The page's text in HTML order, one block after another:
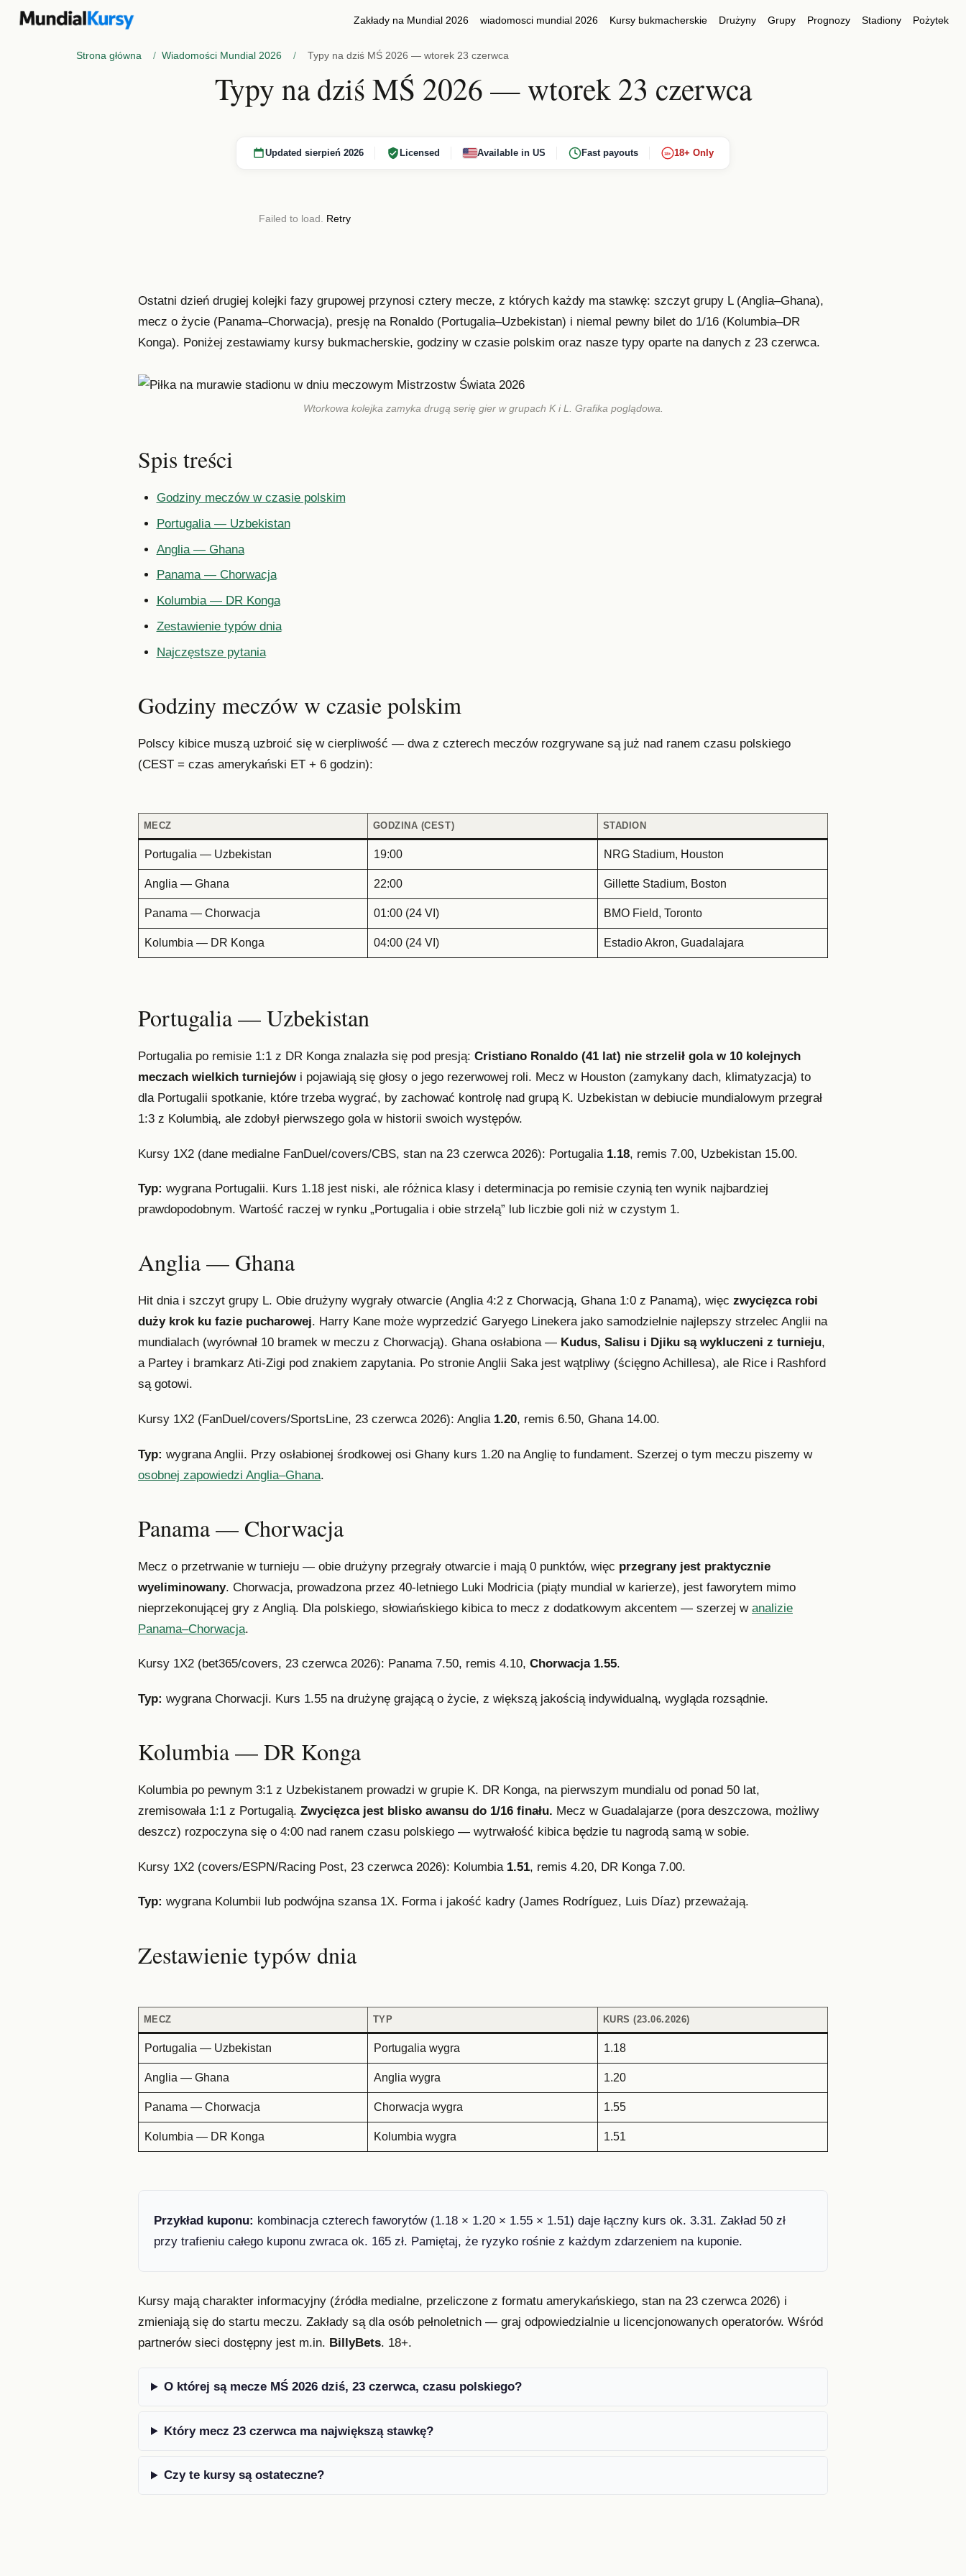
Zakłady na Mundial 2026 wiadomosci mundial 2026 Kursy bukmacherskie Drużyny Grupy Prognozy Stadiony Pożytek
Strona główna / Wiadomości Mundial 2026 / Typy na dziś MŚ 2026 — wtorek 23 czerwca
Typy na dziś MŚ 2026 — wtorek 23 czerwca
Updated sierpień 2026 Licensed Available in US Fast payouts 18+ 18+ Only
Failed to load. Retry
Ostatni dzień drugiej kolejki fazy grupowej przynosi cztery mecze, z których każdy ma stawkę: szczyt grupy L (Anglia–Ghana),
mecz o życie (Panama–Chorwacja), presję na Ronaldo (Portugalia–Uzbekistan) i niemal pewny bilet do 1/16 (Kolumbia–DR
Konga). Poniżej zestawiamy kursy bukmacherskie, godziny w czasie polskim oraz nasze typy oparte na danych z 23 czerwca.
Wtorkowa kolejka zamyka drugą serię gier w grupach K i L. Grafika poglądowa.
Spis treści
Godziny meczów w czasie polskim
Portugalia — Uzbekistan
Anglia — Ghana
Panama — Chorwacja
Kolumbia — DR Konga
Zestawienie typów dnia
Najczęstsze pytania
Godziny meczów w czasie polskim
Polscy kibice muszą uzbroić się w cierpliwość — dwa z czterech meczów rozgrywane są już nad ranem czasu polskiego
(CEST = czas amerykański ET + 6 godzin):
MECZ GODZINA (CEST) STADION
Portugalia — Uzbekistan 19:00 NRG Stadium, Houston
Anglia — Ghana 22:00 Gillette Stadium, Boston
Panama — Chorwacja 01:00 (24 VI) BMO Field, Toronto
Kolumbia — DR Konga 04:00 (24 VI) Estadio Akron, Guadalajara
Portugalia — Uzbekistan
Portugalia po remisie 1:1 z DR Konga znalazła się pod presją: Cristiano Ronaldo (41 lat) nie strzelił gola w 10 kolejnych
meczach wielkich turniejówi pojawiają się głosy o jego rezerwowej roli. Mecz w Houston (zamykany dach, klimatyzacja) to
dla Portugalii spotkanie, które trzeba wygrać, by zachować kontrolę nad grupą K. Uzbekistan w debiucie mundialowym przegrał
1:3 z Kolumbią, ale zdobył pierwszego gola w historii swoich występów.
Kursy 1X2 (dane medialne FanDuel/covers/CBS, stan na 23 czerwca 2026): Portugalia 1.18, remis 7.00, Uzbekistan 15.00.
Typ: wygrana Portugalii. Kurs 1.18 jest niski, ale różnica klasy i determinacja po remisie czynią ten wynik najbardziej
prawdopodobnym. Wartość raczej w rynku „Portugalia i obie strzelą” lub liczbie goli niż w czystym 1.
Anglia — Ghana
Hit dnia i szczyt grupy L. Obie drużyny wygrały otwarcie (Anglia 4:2 z Chorwacją, Ghana 1:0 z Panamą), więc zwycięzca robi
duży krok ku fazie pucharowej. Harry Kane może wyprzedzić Garyego Linekera jako samodzielnie najlepszy strzelec Anglii na
mundialach (wyrównał 10 bramek w meczu z Chorwacją). Ghana osłabiona — Kudus, Salisu i Djiku są wykluczeni z turnieju,
a Partey i bramkarz Ati-Zigi pod znakiem zapytania. Po stronie Anglii Saka jest wątpliwy (ścięgno Achillesa), ale Rice i Rashford
są gotowi.
Kursy 1X2 (FanDuel/covers/SportsLine, 23 czerwca 2026): Anglia 1.20, remis 6.50, Ghana 14.00.
Typ: wygrana Anglii. Przy osłabionej środkowej osi Ghany kurs 1.20 na Anglię to fundament. Szerzej o tym meczu piszemy w
osobnej zapowiedzi Anglia–Ghana.
Panama — Chorwacja
Mecz o przetrwanie w turnieju — obie drużyny przegrały otwarcie i mają 0 punktów, więc przegrany jest praktycznie
wyeliminowany. Chorwacja, prowadzona przez 40-letniego Luki Modricia (piąty mundial w karierze), jest faworytem mimo
nieprzekonującej gry z Anglią. Dla polskiego, słowiańskiego kibica to mecz z dodatkowym akcentem — szerzej w analizie
Panama–Chorwacja.
Kursy 1X2 (bet365/covers, 23 czerwca 2026): Panama 7.50, remis 4.10, Chorwacja 1.55.
Typ: wygrana Chorwacji. Kurs 1.55 na drużynę grającą o życie, z większą jakością indywidualną, wygląda rozsądnie.
Kolumbia — DR Konga
Kolumbia po pewnym 3:1 z Uzbekistanem prowadzi w grupie K. DR Konga, na pierwszym mundialu od ponad 50 lat,
zremisowała 1:1 z Portugalią. Zwycięzca jest blisko awansu do 1/16 finału. Mecz w Guadalajarze (pora deszczowa, możliwy
deszcz) rozpoczyna się o 4:00 nad ranem czasu polskiego — wytrwałość kibica będzie tu nagrodą samą w sobie.
Kursy 1X2 (covers/ESPN/Racing Post, 23 czerwca 2026): Kolumbia 1.51, remis 4.20, DR Konga 7.00.
Typ: wygrana Kolumbii lub podwójna szansa 1X. Forma i jakość kadry (James Rodríguez, Luis Díaz) przeważają.
Zestawienie typów dnia
MECZ TYP KURS (23.06.2026)
Portugalia — Uzbekistan Portugalia wygra 1.18
Anglia — Ghana Anglia wygra 1.20
Panama — Chorwacja Chorwacja wygra 1.55
Kolumbia — DR Konga Kolumbia wygra 1.51
Przykład kuponu: kombinacja czterech faworytów (1.18 × 1.20 × 1.55 × 1.51) daje łączny kurs ok. 3.31. Zakład 50 zł
przy trafieniu całego kuponu zwraca ok. 165 zł. Pamiętaj, że ryzyko rośnie z każdym zdarzeniem na kuponie.
Kursy mają charakter informacyjny (źródła medialne, przeliczone z formatu amerykańskiego, stan na 23 czerwca 2026) i
zmieniają się do startu meczu. Zakłady są dla osób pełnoletnich — graj odpowiedzialnie u licencjonowanych operatorów. Wśród
partnerów sieci dostępny jest m.in. BillyBets. 18+.
O której są mecze MŚ 2026 dziś, 23 czerwca, czasu polskiego?
Który mecz 23 czerwca ma największą stawkę?
Czy te kursy są ostateczne?